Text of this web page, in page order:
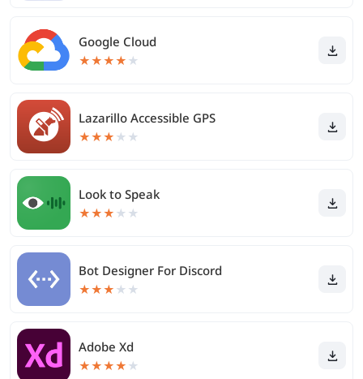
Google Cloud
★★★★ ★
Lazarillo Accessible GPS
★★★ ★ ★
Look to Speak
★★★ ★ ★
Bot Designer For Discord
★★★ ★ ★
Adobe Xd
★★★★ ★